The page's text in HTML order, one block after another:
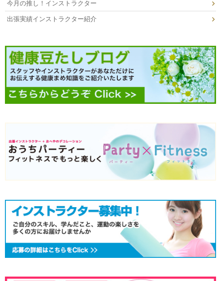
今月の推し！インストラクター
出張実績インストラクター紹介